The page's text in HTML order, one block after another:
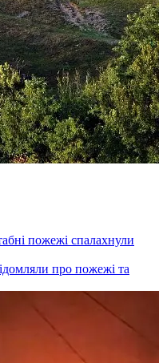
пожежі спалахнули
про пожежі та